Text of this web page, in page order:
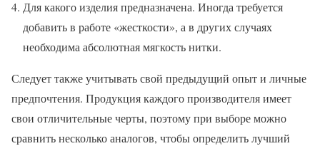
Для какого изделия предназначена. Иногда требуется
добавить в работе «жесткости», а в других случаях
необходима абсолютная мягкость нитки.
Следует также учитывать свой предыдущий опыт и личные
предпочтения. Продукция каждого производителя имеет
свои отличительные черты, поэтому при выборе можно
сравнить несколько аналогов, чтобы определить лучший